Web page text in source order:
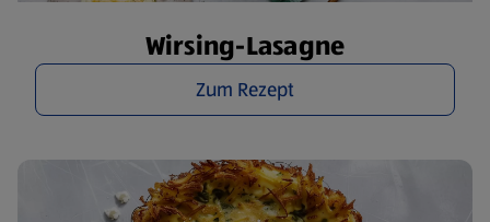
Wirsing-Lasagne
Zum Rezept